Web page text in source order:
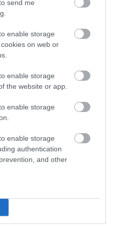
send me
enable storage
on web or
enable storage
the website or app.
enable storage
enable storage
authentication
and other
valamint a X. és a XVI.
területeire, minden nap 10.00-
+36(1)251-6377
kérdése merül fel, hívja
a +36(1/20/30)251-6377
tájékoztató jellegűek, a
jogát fenntartjuk!)
szeretünk odajárni!
mindig
és finom. A pincérek
elegáns, hogy
felkísérnek a
udvarias
kedvünkre való
járunk a
étterembe, és